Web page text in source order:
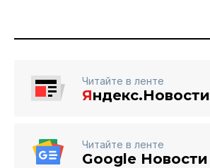
Читайте в ленте
Яндекс.Новости
Читайте в ленте
Google Новости